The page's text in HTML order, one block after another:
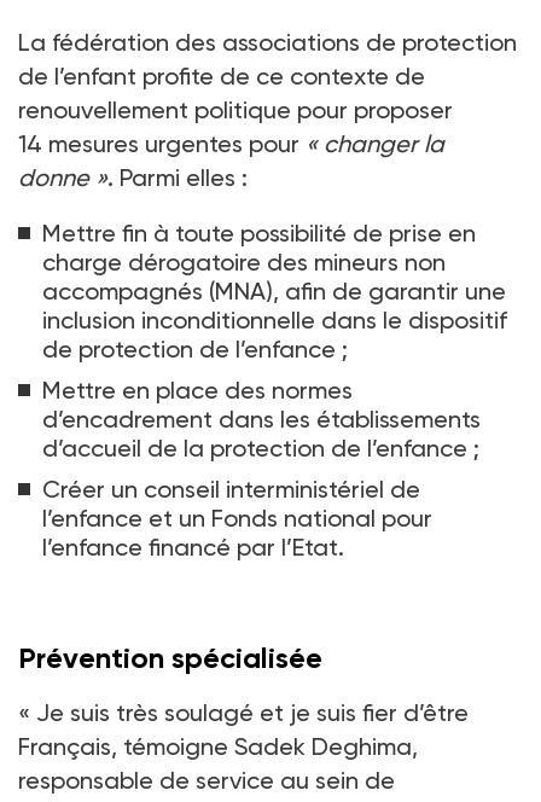
La fédération des associations de protection
de l’enfant profite de ce contexte de
renouvellement politique pour proposer
14 mesures urgentes pour « changer la
donne ». Parmi elles :
Mettre fin à toute possibilité de prise en
charge dérogatoire des mineurs non
accompagnés (MNA), afin de garantir une
inclusion inconditionnelle dans le dispositif
de protection de l’enfance ;
Mettre en place des normes
d’encadrement dans les établissements
d’accueil de la protection de l’enfance ;
Créer un conseil interministériel de
l’enfance et un Fonds national pour
l’enfance financé par l’Etat.
Prévention spécialisée
« Je suis très soulagé et je suis fier d’être
Français, témoigne Sadek Deghima,
responsable de service au sein de